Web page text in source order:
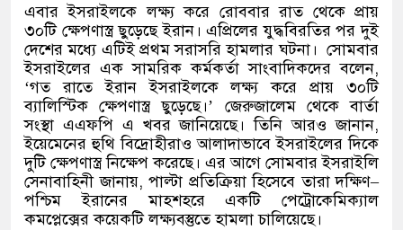
এবার ইসরাইলকে লক্ষ্য করে রোববার রাত থেকে প্রায়
৩০টি ক্ষেপণাস্ত্র ছুড়েছে ইরান। এপ্রিলের যুদ্ধবিরতির পর দুই
দেশের মধ্যে এটিই প্রথম সরাসরি হামলার ঘটনা। সোমবার
ইসরাইলের এক সামরিক কর্মকর্তা সাংবাদিকদের বলেন,
‘গত রাতে ইরান ইসরাইলকে লক্ষ্য করে প্রায় ৩০টি
ব্যালিস্টিক ক্ষেপণাস্ত্র ছুড়েছে।’ জেরুজালেম থেকে বার্তা
সংস্থা এএফপি এ খবর জানিয়েছে। তিনি আরও জানান,
ইয়েমেনের হুথি বিদ্রোহীরাও আলাদাভাবে ইসরাইলের দিকে
দুটি ক্ষেপণাস্ত্র নিক্ষেপ করেছে। এর আগে সোমবার ইসরাইলি
সেনাবাহিনী জানায়, পাল্টা প্রতিক্রিয়া হিসেবে তারা দক্ষিণ–
পশ্চিম ইরানের মাহশহরে একটি পেট্রোকেমিক্যাল
কমপ্লেক্সের কয়েকটি লক্ষ্যবস্তুতে হামলা চালিয়েছে।